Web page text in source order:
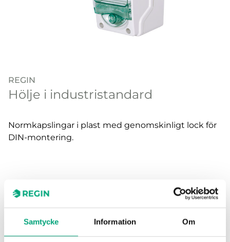
Samtycke Information Om
REGIN
Hölje i industristandard
Normkapslingar i plast med genomskinligt lock för
DIN-montering.
Artiklar